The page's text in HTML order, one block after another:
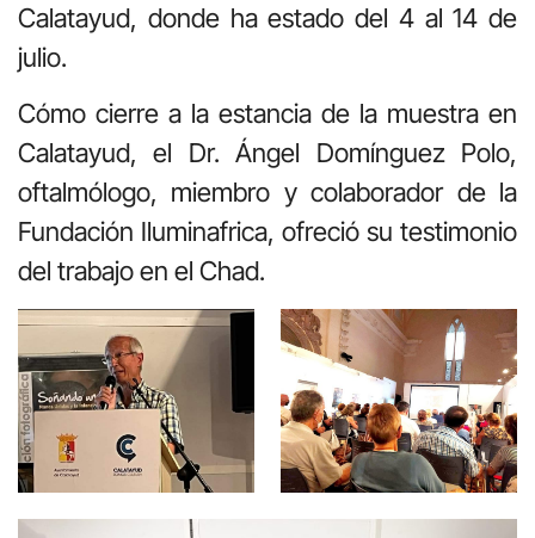
Calatayud, donde ha estado del 4 al 14 de
julio.
Cómo cierre a la estancia de la muestra en
Calatayud, el Dr. Ángel Domínguez Polo,
oftalmólogo, miembro y colaborador de la
Fundación Iluminafrica, ofreció su testimonio
del trabajo en el Chad.